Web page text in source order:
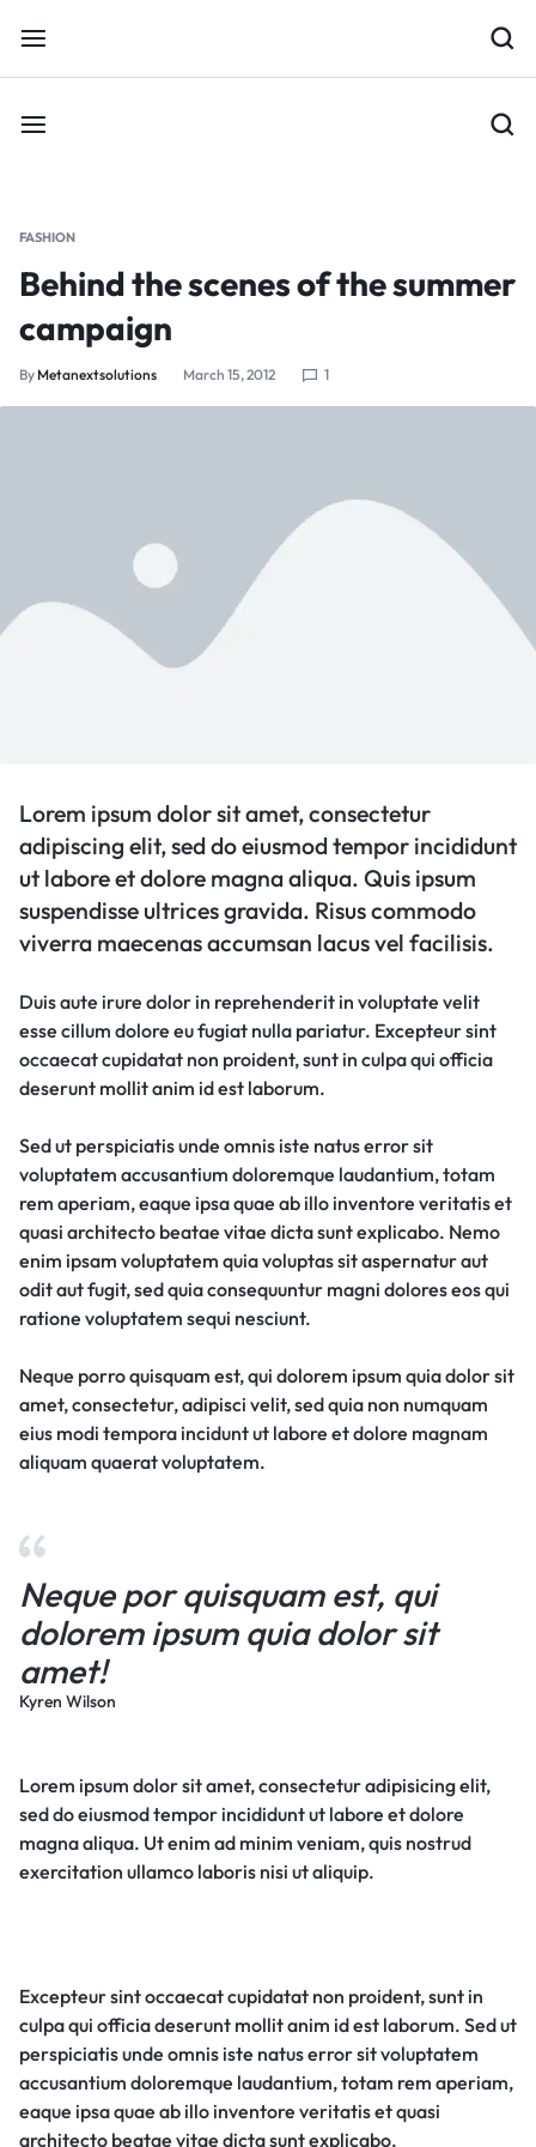
FASHION
Behind the scenes of the summer
campaign
By Metanextsolutions March 15, 2012 1
Lorem ipsum dolor sit amet, consectetur
adipiscing elit, sed do eiusmod tempor incididunt
ut labore et dolore magna aliqua. Quis ipsum
suspendisse ultrices gravida. Risus commodo
viverra maecenas accumsan lacus vel facilisis.
Duis aute irure dolor in reprehenderit in voluptate velit
esse cillum dolore eu fugiat nulla pariatur. Excepteur sint
occaecat cupidatat non proident, sunt in culpa qui officia
deserunt mollit anim id est laborum.
Sed ut perspiciatis unde omnis iste natus error sit
voluptatem accusantium doloremque laudantium, totam
rem aperiam, eaque ipsa quae ab illo inventore veritatis et
quasi architecto beatae vitae dicta sunt explicabo. Nemo
enim ipsam voluptatem quia voluptas sit aspernatur aut
odit aut fugit, sed quia consequuntur magni dolores eos qui
ratione voluptatem sequi nesciunt.
Neque porro quisquam est, qui dolorem ipsum quia dolor sit
amet, consectetur, adipisci velit, sed quia non numquam
eius modi tempora incidunt ut labore et dolore magnam
aliquam quaerat voluptatem.
Neque por quisquam est, qui
dolorem ipsum quia dolor sit
amet!
Kyren Wilson
Lorem ipsum dolor sit amet, consectetur adipisicing elit,
sed do eiusmod tempor incididunt ut labore et dolore
magna aliqua. Ut enim ad minim veniam, quis nostrud
exercitation ullamco laboris nisi ut aliquip.
Excepteur sint occaecat cupidatat non proident, sunt in
culpa qui officia deserunt mollit anim id est laborum. Sed ut
perspiciatis unde omnis iste natus error sit voluptatem
accusantium doloremque laudantium, totam rem aperiam,
eaque ipsa quae ab illo inventore veritatis et quasi
architecto beatae vitae dicta sunt explicabo.